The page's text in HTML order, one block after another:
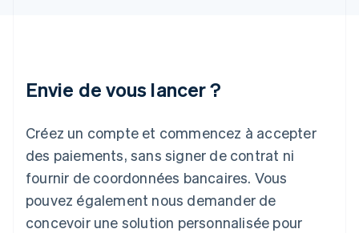
Envie de vous lancer ?
Créez un compte et commencez à accepter
des paiements, sans signer de contrat ni
fournir de coordonnées bancaires. Vous
pouvez également nous demander de
concevoir une solution personnalisée pour
Deutsch English
Luxembourg
FrançaisDeutsch English
Malaisie
English 简体中文
Malte
English